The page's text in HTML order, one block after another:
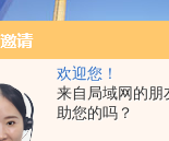
欢迎您！
来自局域网的朋
助您的吗？